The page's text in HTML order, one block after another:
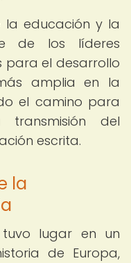
la educación y la
de los líderes
para el desarrollo
amplia en la
el camino para
del
escrita.
la
tuvo lugar en un
de Europa,